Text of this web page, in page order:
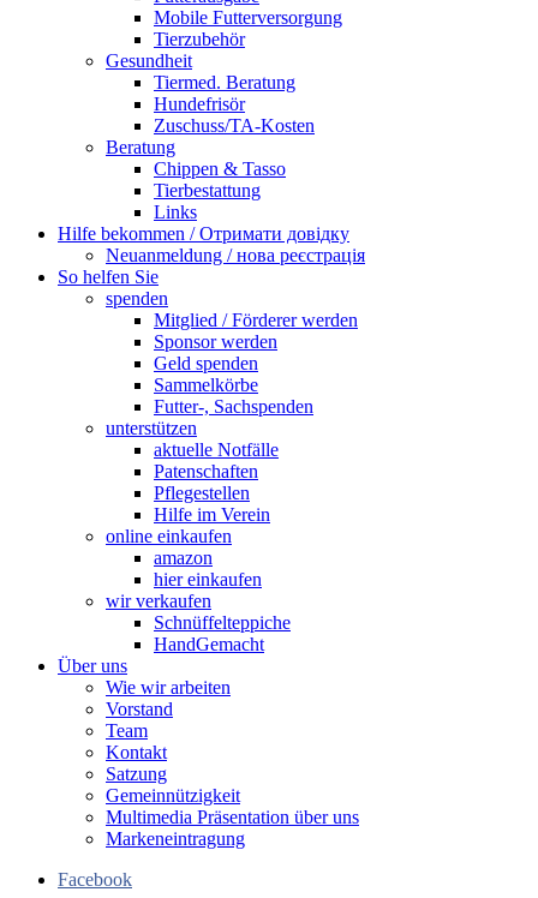
Mobile Futterversorgung
Tierzubehör
Gesundheit
Tiermed. Beratung
Hundefrisör
Zuschuss/TA-Kosten
Beratung
Chippen & Tasso
Tierbestattung
Links
Hilfe bekommen / Отримати довідку
Neuanmeldung / нова реєстрація
So helfen Sie
spenden
Mitglied / Förderer werden
Sponsor werden
Geld spenden
Sammelkörbe
Futter-, Sachspenden
unterstützen
aktuelle Notfälle
Patenschaften
Pflegestellen
Hilfe im Verein
online einkaufen
amazon
hier einkaufen
wir verkaufen
Schnüffelteppiche
HandGemacht
Über uns
Wie wir arbeiten
Vorstand
Team
Kontakt
Satzung
Gemeinnützigkeit
Multimedia Präsentation über uns
Markeneintragung
Facebook